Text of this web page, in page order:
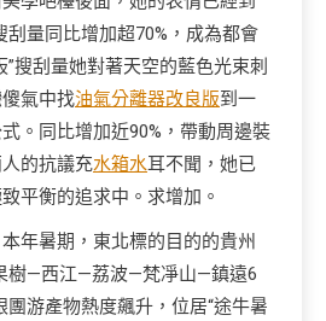
刮量同比增加超70%，成為都會
”搜刮量她對著天空的藍色光束刺
氣中找油氣分離器改良版到一
。同比增加近90%，帶動周邊裝
的抗議充水箱水耳不聞，她已
平衡的追求中。求增加。
年暑期，東北標的目的的貴州
樹—西江—荔波—梵凈山—鎮遠6
團游產物熱度飆升，位居“途牛暑